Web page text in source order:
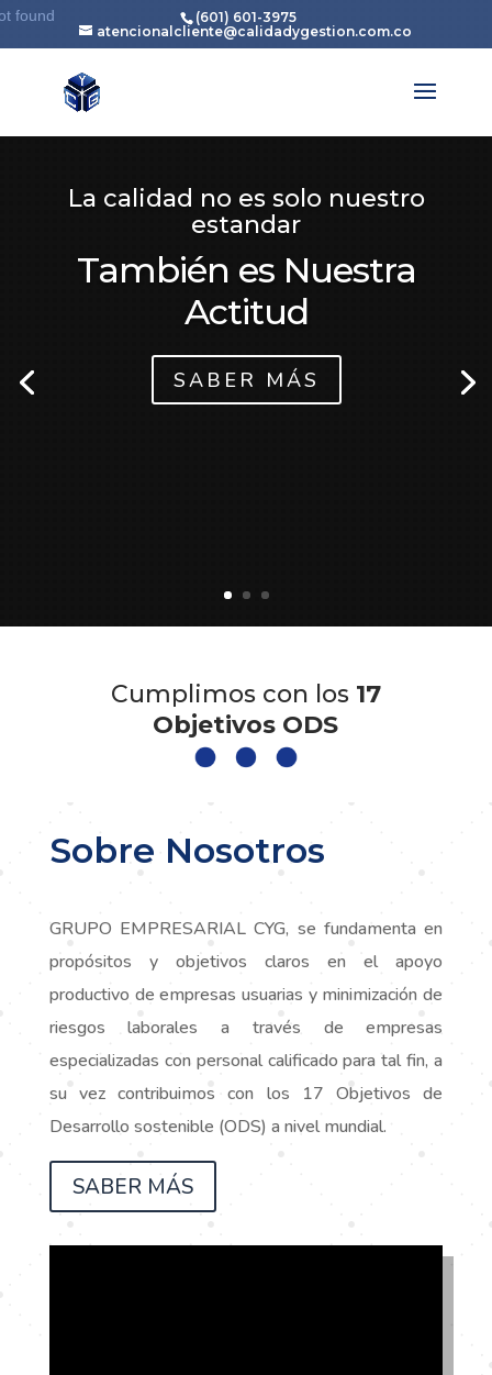
(601) 601-3975
atencionalcliente@calidadygestion.com.co
La calidad no es solo nuestro
estandar
También es Nuestra
Actitud
SABER MÁS
Reproductor
de
found
Reproductor
de
Format(s) not supported or source(s) not found
archivo: https://grupoempresarialcyg.com.co/wp-
2022/11/Video-Slider-2-1.mp4
Cumplimos con los 17
Objetivos ODS
Sobre Nosotros
GRUPO EMPRESARIAL CYG, se fundamenta en
propósitos y objetivos claros en el apoyo
productivo de empresas usuarias y minimización de
riesgos laborales a través de empresas
especializadas con personal calificado para tal fin, a
su vez contribuimos con los 17 Objetivos de
Desarrollo sostenible (ODS) a nivel mundial.
SABER MÁS